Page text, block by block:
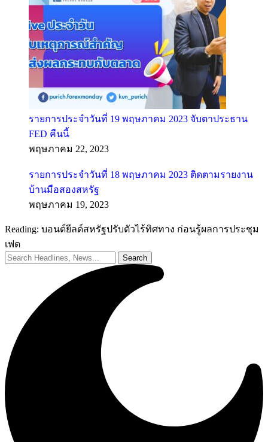
รายการประจำวันที่ 19 พฤษภาคม 2023 จับตาประธาน
FED คืนนี้
พฤษภาคม 22, 2023
รายการประจำวันที่ 18 พฤษภาคม 2023 ติดตามรายงาน
บ้านมือสองสหรัฐ
พฤษภาคม 19, 2023
Reading: บอนด์ยีลด์สหรัฐปรับตัวไร้ทิศทาง ก่อนรู้ผลการประชุม
เฟด